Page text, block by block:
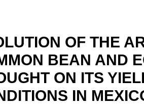
OF THE
BEAN AND
ON ITS
IN